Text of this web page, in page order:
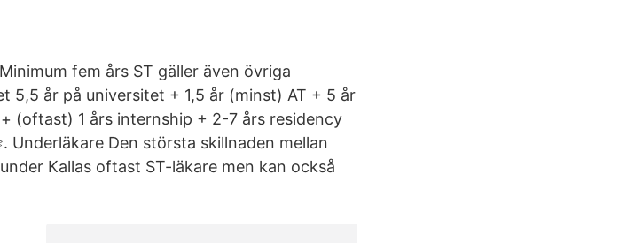
fem års ST gäller även övriga
5,5 år på universitet + 1,5 år (minst) AT + 5 år
(oftast) 1 års internship + 2-7 års residency
Underläkare Den största skillnaden mellan
Kallas oftast ST-läkare men kan också